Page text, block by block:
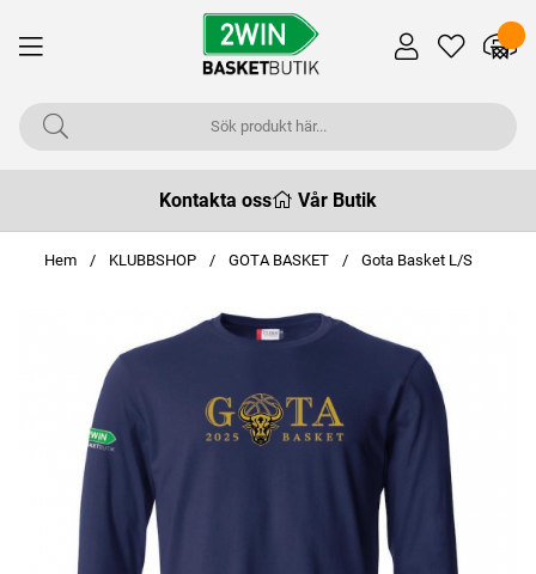
Kontakta oss Vår Butik
Hem KLUBBSHOP GOTA BASKET Gota Basket L/S